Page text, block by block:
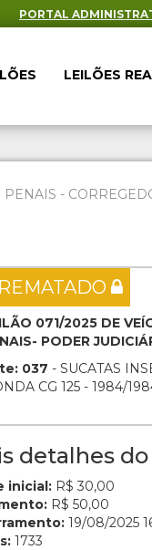
PORTAL
LEILÕES
-
071/2025 DE
PODER
037 - SUCATAS
CG 125 - 1984/
detalhes
inicial: R$ 30,00
R$ 50,00
19/08/2025
1733